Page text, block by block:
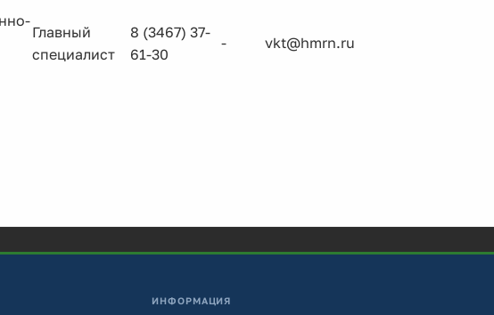
Главный
специалист
8 (3467) 37-
61-30
- vkt@hmrn.ru
ИНФОРМАЦИЯ